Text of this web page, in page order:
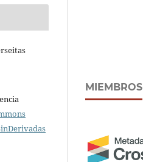
MIEMBROS